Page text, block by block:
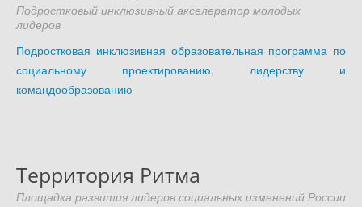
Подростковый инклюзивный акселератор молодых
лидеров
Подростковая инклюзивная образовательная программа по
социальному проектированию, лидерству и
командообразованию
Территория Ритма
Площадка развития лидеров социальных изменений России